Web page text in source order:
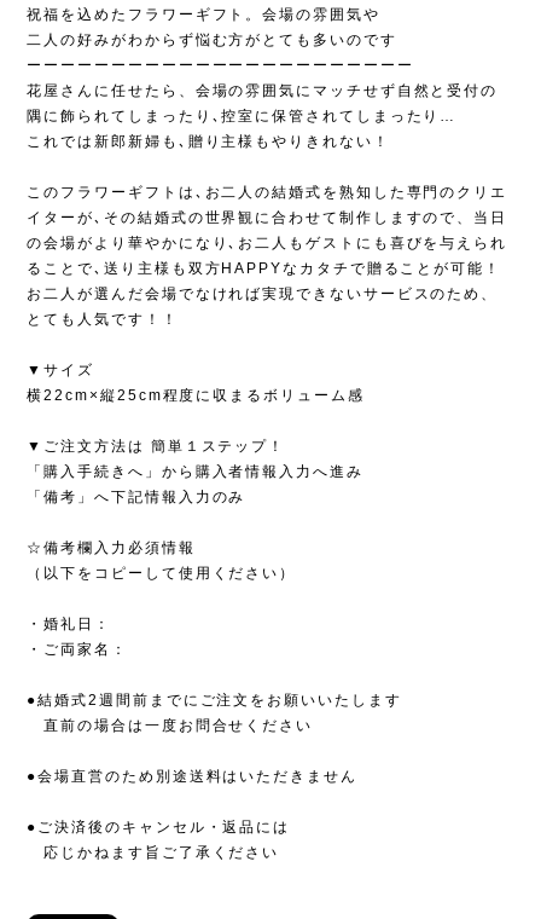
祝福を込めたフラワーギフト。会場の雰囲気や
二人の好みがわからず悩む方がとても多いのです
ーーーーーーーーーーーーーーーーーーーーーーー
花屋さんに任せたら、会場の雰囲気にマッチせず自然と受付の
隅に飾られてしまったり､控室に保管されてしまったり…
これでは新郎新婦も､贈り主様もやりきれない！
このフラワーギフトは､お二人の結婚式を熟知した専門のクリエ
イターが､その結婚式の世界観に合わせて制作しますので、当日
の会場がより華やかになり､お二人もゲストにも喜びを与えられ
ることで､送り主様も双方HAPPYなカタチで贈ることが可能！
お二人が選んだ会場でなければ実現できないサービスのため、
とても人気です！！
▼サイズ
横22cm×縦25cm程度に収まるボリューム感
▼ご注文方法は 簡単１ステップ！
「購入手続きへ」から購入者情報入力へ進み
「備考」へ下記情報入力のみ
☆備考欄入力必須情報
（以下をコピーして使用ください）
・婚礼日：
・ご両家名：
●結婚式2週間前までにご注文をお願いいたします
直前の場合は一度お問合せください
●会場直営のため別途送料はいただきません
●ご決済後のキャンセル・返品には
応じかねます旨ご了承ください